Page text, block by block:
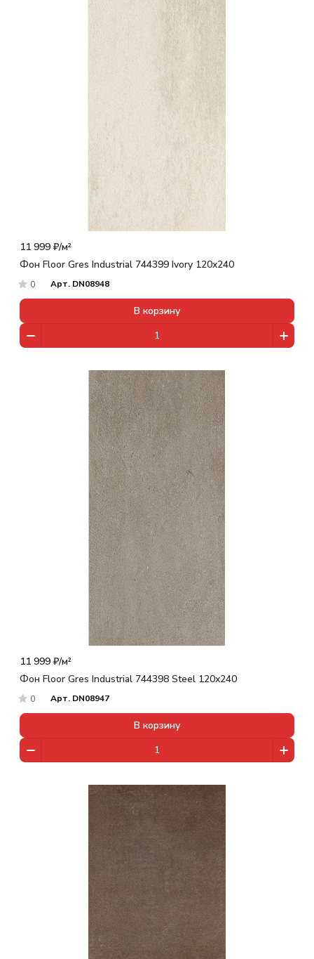
11 999 ₽/м²
Фон Floor Gres Industrial 744399 Ivory 120x240
0 Арт. DN08948
В корзину
11 999 ₽/м²
Фон Floor Gres Industrial 744398 Steel 120x240
0 Арт. DN08947
В корзину